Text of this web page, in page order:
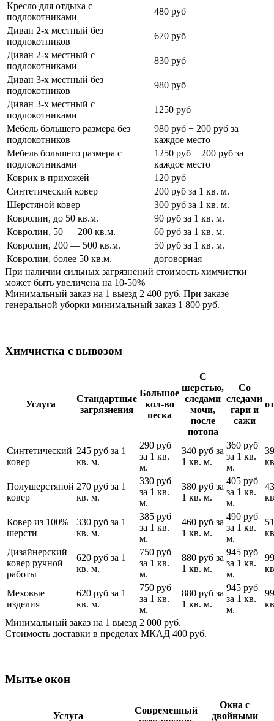
Кресло для отдыха с
подлокотниками
480 руб
Диван 2-х местный без
подлокотников
670 руб
Диван 2-х местный с
подлокотниками
830 руб
Диван 3-х местный без
подлокотников
980 руб
Диван 3-х местный с
подлокотниками
1250 руб
Мебель большего размера без
подлокотников
980 руб + 200 руб за
каждое место
Мебель большего размера с
подлокотниками
1250 руб + 200 руб за
каждое место
Коврик в прихожей
120 руб
Синтетический ковер
200 руб за 1 кв. м.
Шерстяной ковер
300 руб за 1 кв. м.
Ковролин, до 50 кв.м.
90 руб за 1 кв. м.
Ковролин, 50 — 200 кв.м.
60 руб за 1 кв. м.
Ковролин, 200 — 500 кв.м.
50 руб за 1 кв. м.
Ковролин, более 50 кв.м.
договорная
При наличии сильных загрязнений стоимость химчистки
может быть увеличена на 10-50%
Минимальный заказ на 1 выезд 2 400 руб. При заказе
генеральной уборки минимальный заказ 1 800 руб.
Химчистка с вывозом
Услуга
Стандартные
загрязнения
Большое
кол-во
песка
С
шерстью,
следами
мочи,
после
потопа
Со
следами
гари и
сажи
Синтетический
ковер
245 руб за 1
кв. м.
290 руб
за 1 кв.
м.
340 руб за
1 кв. м.
360 руб
за 1 кв.
м.
Полушерстяной
ковер
270 руб за 1
кв. м.
330 руб
за 1 кв.
м.
380 руб за
1 кв. м.
405 руб
за 1 кв.
м.
Ковер из 100%
шерсти
330 руб за 1
кв. м.
385 руб
за 1 кв.
м.
460 руб за
1 кв. м.
490 руб
за 1 кв.
м.
Дизайнерский
ковер ручной
работы
620 руб за 1
кв. м.
750 руб
за 1 кв.
м.
880 руб за
1 кв. м.
945 руб
за 1 кв.
м.
Меховые
изделия
620 руб за 1
кв. м.
750 руб
за 1 кв.
м.
880 руб за
1 кв. м.
945 руб
за 1 кв.
м.
Минимальный заказ на 1 выезд 2 000 руб.
Стоимость доставки в пределах МКАД 400 руб.
Мытье окон
Услуга
Современный
Окна с
двойными